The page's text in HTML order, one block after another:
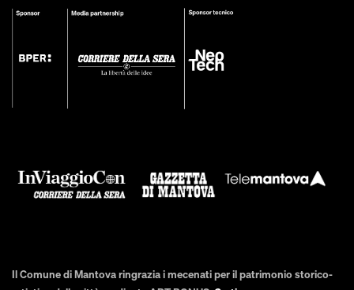
Il Comune di Mantova ringrazia i mecenati per il patrimonio storico-